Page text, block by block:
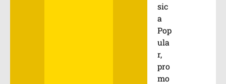
sic
a
Pop
ula
r,
pro
mo